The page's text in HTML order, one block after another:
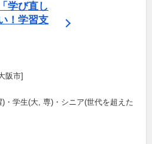
学び直し
！学習支
阪市]
・学生(大, 専)・シニア(世代を超えた